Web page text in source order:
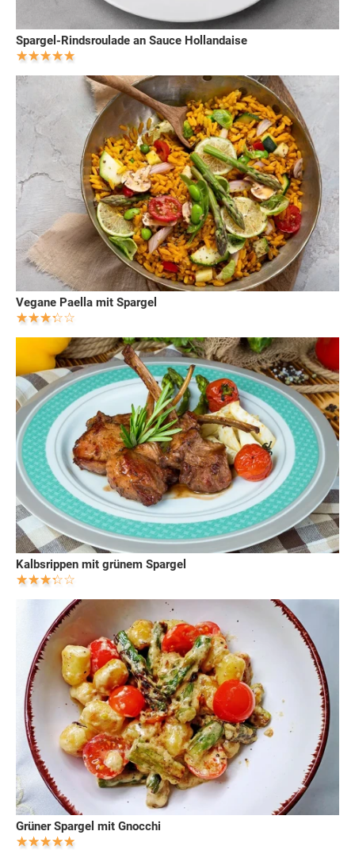
Spargel-Rindsroulade an Sauce Hollandaise
Vegane Paella mit Spargel
Kalbsrippen mit grünem Spargel
Grüner Spargel mit Gnocchi